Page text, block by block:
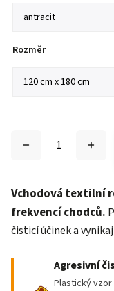
Rozměr
Vchodová textilní
frekvencí chodců.
čisticí účinek a
Agresivní
Plastický